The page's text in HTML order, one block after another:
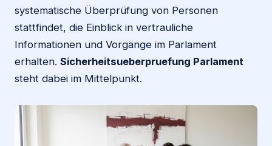
systematische Überprüfung von Personen
stattfindet, die Einblick in vertrauliche
Informationen und Vorgänge im Parlament
erhalten. Sicherheitsueberpruefung Parlament
steht dabei im Mittelpunkt.